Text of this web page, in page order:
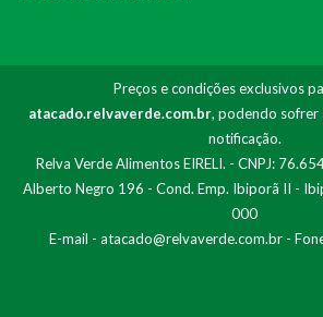
Preços e condições exclusivos
atacado.relvaverde.com.br, podendo sofrer
notificação.
Relva Verde Alimentos EIRELI. - CNPJ:
Alberto Negro 196 - Cond. Emp. Ibiporã II -
000
E-mail - atacado@relvaverde.com.br-